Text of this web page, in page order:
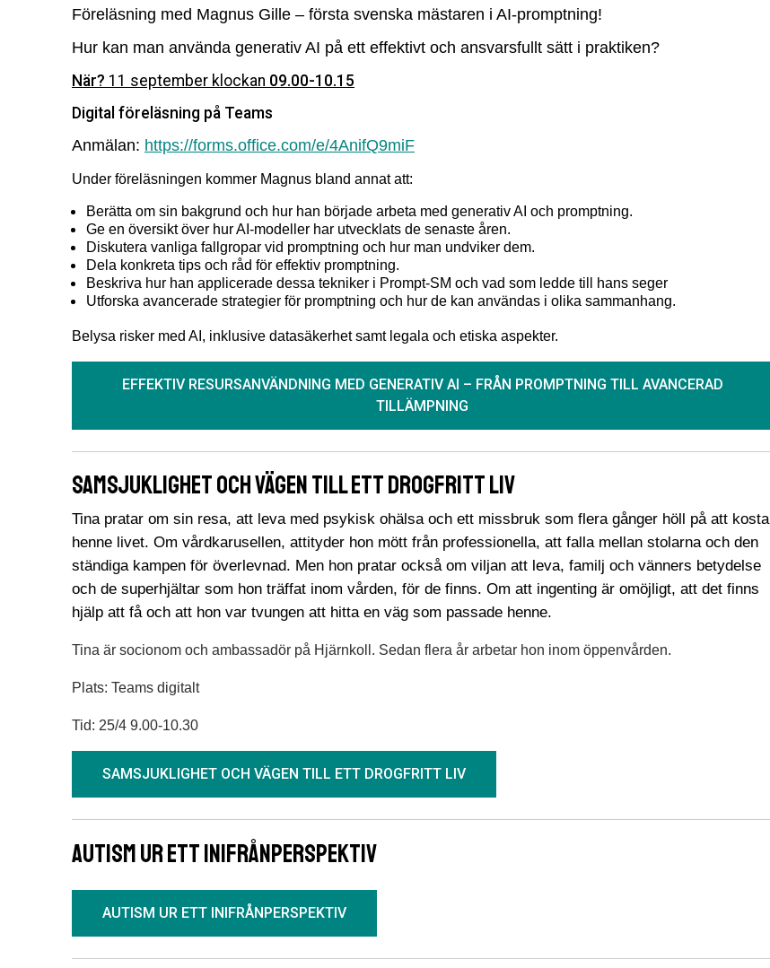
Föreläsning med Magnus Gille – första svenska mästaren i AI-promptning!
Hur kan man använda generativ AI på ett effektivt och ansvarsfullt sätt i praktiken?
När? 11 september klockan 09.00-10.15
Digital föreläsning på Teams
Anmälan: https://forms.office.com/e/4AnifQ9miF
Under föreläsningen kommer Magnus bland annat att:
Berätta om sin bakgrund och hur han började arbeta med generativ AI och promptning.
Ge en översikt över hur AI-modeller har utvecklats de senaste åren.
Diskutera vanliga fallgropar vid promptning och hur man undviker dem.
Dela konkreta tips och råd för effektiv promptning.
Beskriva hur han applicerade dessa tekniker i Prompt-SM och vad som ledde till hans seger
Utforska avancerade strategier för promptning och hur de kan användas i olika sammanhang.
Belysa risker med AI, inklusive datasäkerhet samt legala och etiska aspekter.
EFFEKTIV RESURSANVÄNDNING MED GENERATIV AI – FRÅN PROMPTNING TILL AVANCERAD
TILLÄMPNING
Samsjuklighet och vägen till ett drogfritt liv
Tina pratar om sin resa, att leva med psykisk ohälsa och ett missbruk som flera gånger höll på att kosta
henne livet. Om vårdkarusellen, attityder hon mött från professionella, att falla mellan stolarna och den
ständiga kampen för överlevnad. Men hon pratar också om viljan att leva, familj och vänners betydelse
och de superhjältar som hon träffat inom vården, för de finns. Om att ingenting är omöjligt, att det finns
hjälp att få och att hon var tvungen att hitta en väg som passade henne.
Tina är socionom och ambassadör på Hjärnkoll. Sedan flera år arbetar hon inom öppenvården.
Plats: Teams digitalt
Tid: 25/4 9.00-10.30
SAMSJUKLIGHET OCH VÄGEN TILL ETT DROGFRITT LIV
Autism ur ett inifrånperspektiv
AUTISM UR ETT INIFRÅNPERSPEKTIV